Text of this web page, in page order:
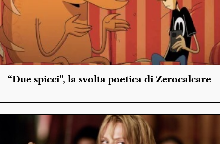
“Due spicci”, la svolta poetica di Zerocalcare